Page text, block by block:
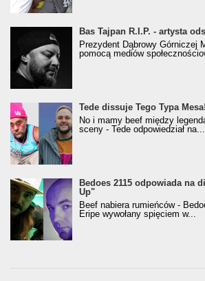
Bas Tajpan R.I.P. - artysta
Prezydent Dąbrowy Górniczej
pomocą mediów
Tede dissuje Tego Typa
No i mamy beef między
sceny - Tede odpowiedział na...
Bedoes 2115 odpowiada na
Up"
Beef nabiera rumieńców -
Eripe wywołany spięciem w...